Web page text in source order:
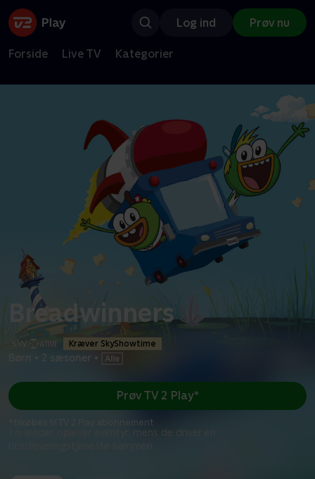
Log ind Prøv nu
Forside Live TV Kategorier
Breadwinners
Kræver SkyShowtime
• 2 sæsoner •
To ænder oplever eventyr, mens de driver en
Prøv TV 2 Play*
*tilkøbes til TV 2 Play abonnement